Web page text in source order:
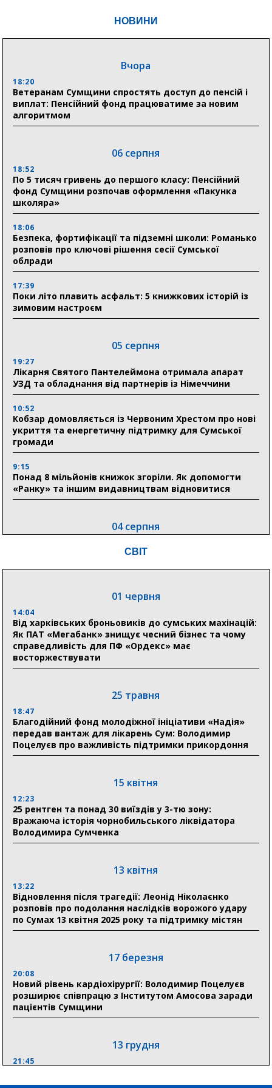
НОВИНИ
Вчора
18:20
Ветеранам Сумщини спростять доступ до пенсій і
виплат: Пенсійний фонд працюватиме за новим
алгоритмом
06 серпня
18:52
По 5 тисяч гривень до першого класу: Пенсійний
фонд Сумщини розпочав оформлення «Пакунка
школяра»
18:06
Безпека, фортифікації та підземні школи: Романько
розповів про ключові рішення сесії Сумської
облради
17:39
Поки літо плавить асфальт: 5 книжкових історій із
зимовим настроєм
05 серпня
19:27
Лікарня Святого Пантелеймона отримала апарат
УЗД та обладнання від партнерів із Німеччини
10:52
Кобзар домовляється із Червоним Хрестом про нові
укриття та енергетичну підтримку для Сумської
громади
9:15
Понад 8 мільйонів книжок згоріли. Як допомогти
«Ранку» та іншим видавництвам відновитися
04 серпня
Пенсійний фонд Сумщини спрямував 0,2 млрд грн
18:54
Романько розширює програму відпочинку дітей із
прифронтової Сумщини: перша група оздоровилася
в Австрії
Ніколаєнко: у Сумах погодили 115 компенсацій на
відновлення житла майже на 6,6 млн грн
31 липня
Сумщини пояснив, як отримати допомогу на зиму
17:52
«Укрексімбанк» припиняє виплату пенсій: у
Пенсійному фонді Сумщини пояснили, що робити
людям
відзнаки «Почесного громадянина міста Суми»
30 липня
Сумська клінічна лікарня Святого Пантелеймона
здобула головну відзнаку в медичній сфері України
18:33
Олексій Романько долучився до обговорення Плану
стійкості Сумщини з Прем’єр-міністром
СВІТ
01 червня
14:04
Від харківських броньовиків до сумських махінацій:
Як ПАТ «Мегабанк» знищує чесний бізнес та чому
справедливість для ПФ «Ордекс» має
восторжествувати
25 травня
18:47
Благодійний фонд молодіжної ініціативи «Надія»
передав вантаж для лікарень Сум: Володимир
Поцелуєв про важливість підтримки прикордоння
15 квітня
12:23
25 рентген та понад 30 виїздів у 3-тю зону:
Вражаюча історія чорнобильського ліквідатора
Володимира Сумченка
13 квітня
13:22
Відновлення після трагедії: Леонід Ніколаєнко
розповів про подолання наслідків ворожого удару
по Сумах 13 квітня 2025 року та підтримку містян
17 березня
20:08
Новий рівень кардіохірургії: Володимир Поцелуєв
розширює співпрацю з Інститутом Амосова заради
пацієнтів Сумщини
13 грудня
21:45
збільшити завантаження стратегічних українських